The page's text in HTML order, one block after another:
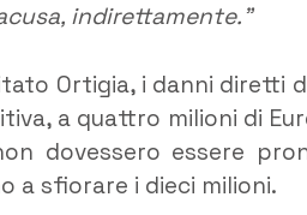
indirettamente.”
Ortigia, i danni diretti
a quattro milioni di
dovessero essere
sfiorare i dieci milioni.